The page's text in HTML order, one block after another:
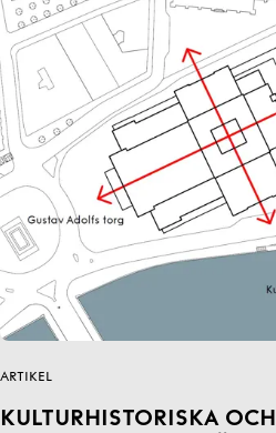
ARTIKEL
KULTURHISTORISKA OCH